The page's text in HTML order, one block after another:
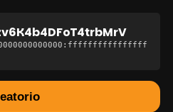
: ffffffffffffffff